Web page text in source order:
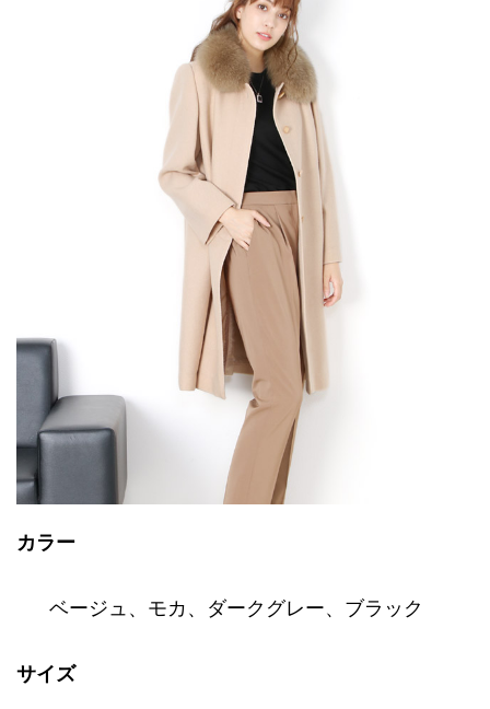
カラー
ベージュ 、 モカ、 ダークグレー、 ブラック
サイズ